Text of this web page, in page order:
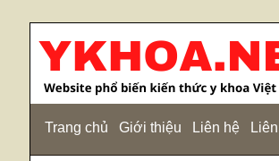
Trang chủ Giới thiệu Liên hệ